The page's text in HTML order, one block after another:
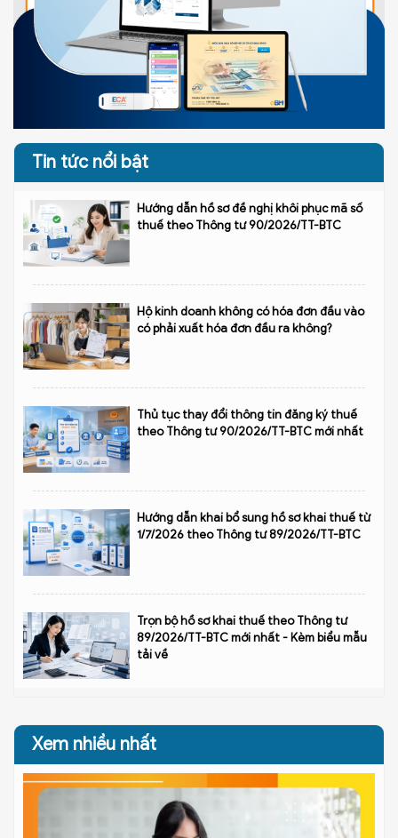
Tin tức nổi bật
Hướng dẫn hồ sơ đề nghị khôi phục mã số
thuế theo Thông tư 90/2026/TT-BTC
Hộ kinh doanh không có hóa đơn đầu vào
có phải xuất hóa đơn đầu ra không?
Thủ tục thay đổi thông tin đăng ký thuế
theo Thông tư 90/2026/TT-BTC mới nhất
Hướng dẫn khai bổ sung hồ sơ khai thuế từ
1/7/2026 theo Thông tư 89/2026/TT-BTC
Trọn bộ hồ sơ khai thuế theo Thông tư
89/2026/TT-BTC mới nhất - Kèm biểu mẫu
tải về
Xem nhiều nhất